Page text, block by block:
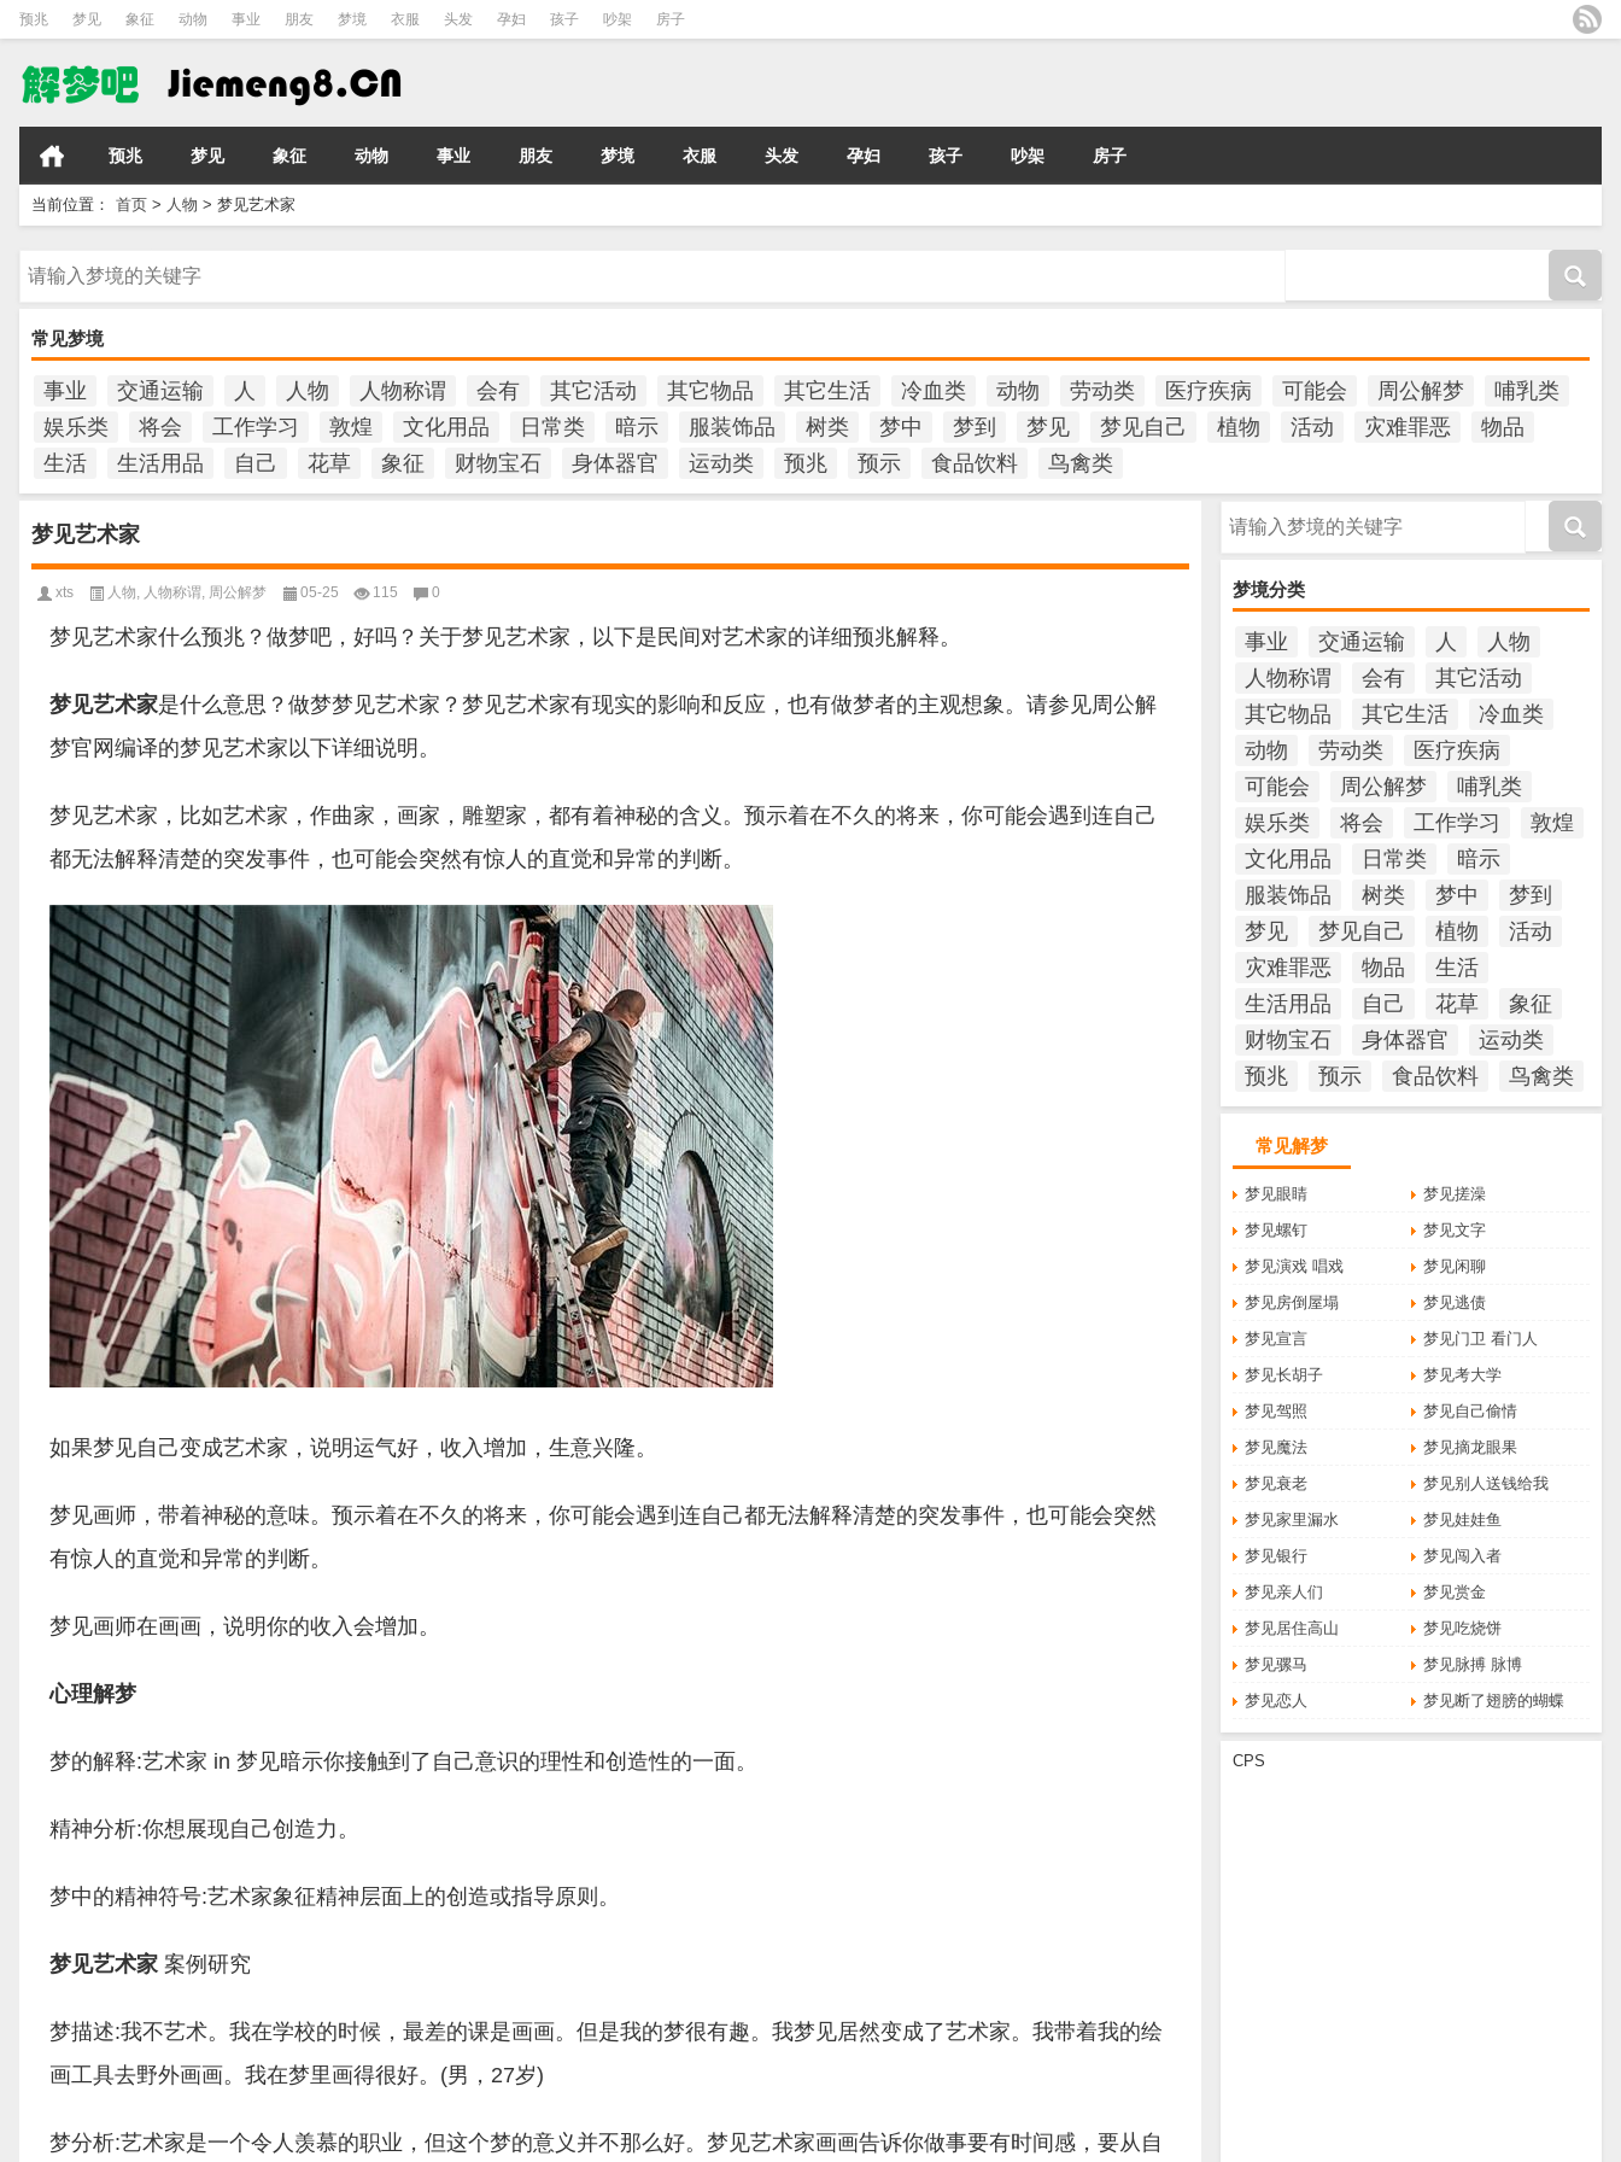
预兆 梦见 象征 动物 事业 朋友 梦境 衣服 头发 孕妇 孩子 吵架 房子
预兆 梦见 象征 动物 事业 朋友 梦境 衣服 头发 孕妇 孩子 吵架 房子
当前位置： 首页 > 人物 > 梦见艺术家
常见梦境
事业 交通运输 人 人物 人物称谓 会有 其它活动 其它物品 其它生活 冷血类 动物 劳动类 医疗疾病 可能会 周公解梦
哺乳类
娱乐类
将会 工作学习 敦煌 文化用品 日常类 暗示 服装饰品 树类 梦中 梦到 梦见 梦见自己 植物 活动 灾难罪恶
物品
生活
生活用品 自己 花草 象征 财物宝石 身体器官 运动类 预兆 预示 食品饮料 鸟禽类
梦境分类
事业 交通运输 人
人物
人物称谓
会有
其它活动
其它物品
其它生活
冷血类
动物
劳动类
医疗疾病
可能会
周公解梦
哺乳类
娱乐类
将会 工作学习
敦煌
文化用品
日常类
暗示
服装饰品
树类 梦中
梦到
梦见
梦见自己 植物
活动
灾难罪恶
物品
生活
生活用品
自己 花草
象征
财物宝石
身体器官
运动类
预兆
预示 食品饮料 鸟禽类
常见解梦
梦见眼睛
梦见搓澡
梦见螺钉
梦见文字
梦见演戏 唱戏
梦见闲聊
梦见房倒屋塌
梦见逃债
梦见宣言
梦见门卫 看门人
梦见长胡子
梦见考大学
梦见驾照
梦见自己偷情
梦见魔法
梦见摘龙眼果
梦见衰老
梦见别人送钱给我
梦见家里漏水
梦见娃娃鱼
梦见银行
梦见闯入者
梦见亲人们
梦见赏金
梦见居住高山
梦见吃烧饼
梦见骡马
梦见脉搏 脉博
梦见恋人
梦见断了翅膀的蝴蝶
CPS
梦见艺术家
xts 人物, 人物称谓, 周公解梦 05-25 115 0
梦见艺术家什么预兆？做梦吧，好吗？关于梦见艺术家，以下是民间对艺术家的详细预兆解释。
梦见艺术家是什么意思？做梦梦见艺术家？梦见艺术家有现实的影响和反应，也有做梦者的主观想象。请参见周公解
梦官网编译的梦见艺术家以下详细说明。
梦见艺术家，比如艺术家，作曲家，画家，雕塑家，都有着神秘的含义。预示着在不久的将来，你可能会遇到连自己
都无法解释清楚的突发事件，也可能会突然有惊人的直觉和异常的判断。
如果梦见自己变成艺术家，说明运气好，收入增加，生意兴隆。
梦见画师，带着神秘的意味。预示着在不久的将来，你可能会遇到连自己都无法解释清楚的突发事件，也可能会突然
有惊人的直觉和异常的判断。
梦见画师在画画，说明你的收入会增加。
心理解梦
梦的解释:艺术家 in 梦见暗示你接触到了自己意识的理性和创造性的一面。
精神分析:你想展现自己创造力。
梦中的精神符号:艺术家象征精神层面上的创造或指导原则。
梦见艺术家 案例研究
梦描述:我不艺术。我在学校的时候，最差的课是画画。但是我的梦很有趣。我梦见居然变成了艺术家。我带着我的绘
画工具去野外画画。我在梦里画得很好。(男，27岁)
梦分析:艺术家是一个令人羡慕的职业，但这个梦的意义并不那么好。梦见艺术家画画告诉你做事要有时间感，要从自